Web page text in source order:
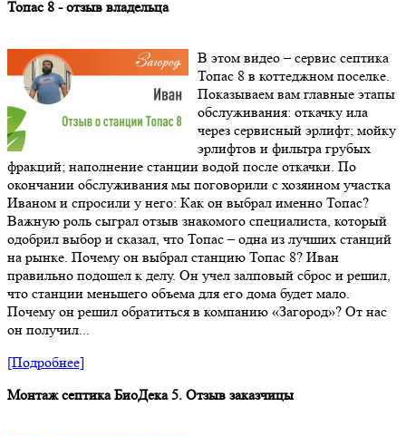
Топас 8 - отзыв владельца
В этом видео – сервис септика
Топас 8 в коттеджном поселке.
Показываем вам главные этапы
обслуживания: откачку ила
через сервисный эрлифт; мойку
эрлифтов и фильтра грубых
фракций; наполнение станции водой после откачки. По
окончании обслуживания мы поговорили с хозяином участка
Иваном и спросили у него: Как он выбрал именно Топас?
Важную роль сыграл отзыв знакомого специалиста, который
одобрил выбор и сказал, что Топас – одна из лучших станций
на рынке. Почему он выбрал станцию Топас 8? Иван
правильно подошел к делу. Он учел залповый сброс и решил,
что станции меньшего объема для его дома будет мало.
Почему он решил обратиться в компанию «Загород»? От нас
он получил...
[Подробнее]
Монтаж септика БиоДека 5. Отзыв заказчицы